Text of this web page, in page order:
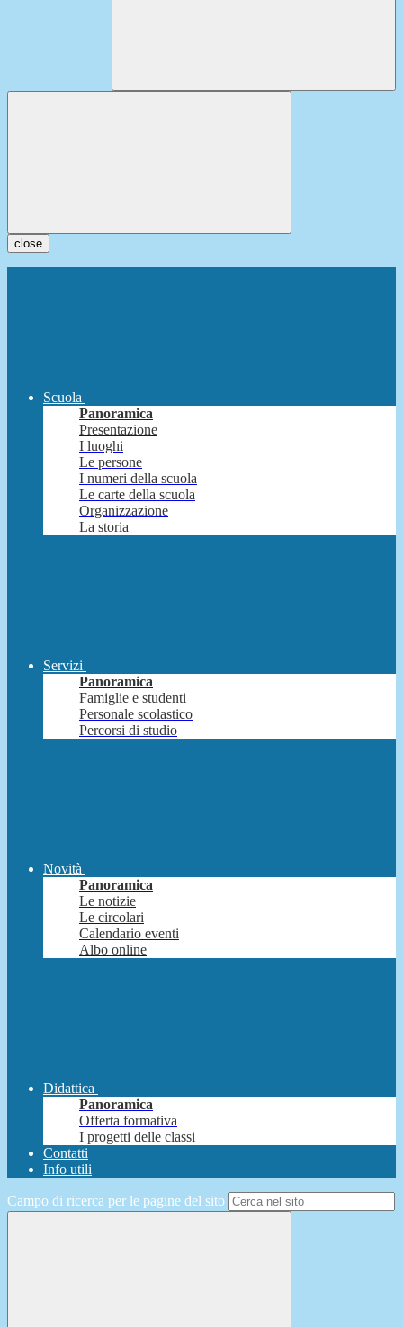
close
Scuola
Panoramica
Presentazione
I luoghi
Le persone
I numeri della scuola
Le carte della scuola
Organizzazione
La storia
Servizi
Panoramica
Famiglie e studenti
Personale scolastico
Percorsi di studio
Novità
Panoramica
Le notizie
Le circolari
Calendario eventi
Albo online
Didattica
Panoramica
Offerta formativa
I progetti delle classi
Contatti
Info utili
Campo di ricerca per le pagine del sito